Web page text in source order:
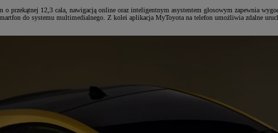
12,3 cala, nawigacją online oraz inteligentnym asystentem głosowym zapewnia
do systemu multimedialnego. Z kolei aplikacja MyToyota na telefon umożliwia zdalne